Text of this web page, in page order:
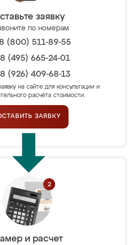
заявку
по номерам
(800) 511-89-55
8 (495) 665-24-01
8 (926) 409-68-13
на сайте для консультации и
расчёта стоимости.
ЗАЯВКУ
и расчет